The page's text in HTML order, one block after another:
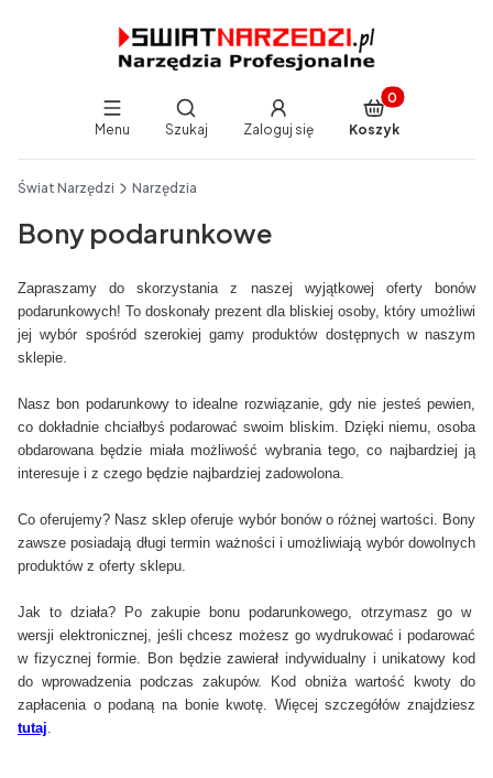
Menu
Otwórz wyszukiwarkę
Szukaj Zaloguj się
Produkty w
Koszyk
Świat Narzędzi Narzędzia
Bony podarunkowe
Zapraszamy do skorzystania z naszej wyjątkowej oferty bonów
podarunkowych! To doskonały prezent dla bliskiej osoby, który umożliwi
jej wybór spośród szerokiej gamy produktów dostępnych w naszym
sklepie.
Nasz bon podarunkowy to idealne rozwiązanie, gdy nie jesteś pewien,
co dokładnie chciałbyś podarować swoim bliskim. Dzięki niemu, osoba
obdarowana będzie miała możliwość wybrania tego, co najbardziej ją
interesuje i z czego będzie najbardziej zadowolona.
Co oferujemy? Nasz sklep oferuje wybór bonów o różnej wartości. Bony
zawsze posiadają długi termin ważności i umożliwiają wybór dowolnych
produktów z oferty sklepu.
Jak to działa? Po zakupie bonu podarunkowego, otrzymasz go w
wersji elektronicznej, jeśli chcesz możesz go wydrukować i podarować
w fizycznej formie. Bon będzie zawierał indywidualny i unikatowy kod
do wprowadzenia podczas zakupów. Kod obniża wartość kwoty do
zapłacenia o podaną na bonie kwotę. Więcej szczegółów znajdziesz
tutaj.